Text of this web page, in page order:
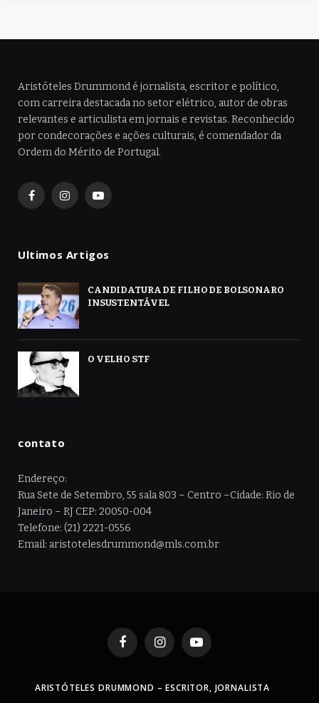
Aristóteles Drummond é jornalista, escritor e político,
com carreira destacada no setor elétrico, autor de obras
relevantes e articulista em jornais e revistas. Reconhecido
por condecorações e ações culturais, é comendador da
Ordem do Mérito de Portugal.
FacebookInstagramYouTube
Ultimos Artigos
CANDIDATURA DE FILHO DE BOLSONARO
INSUSTENTÁVEL
O VELHO STF
contato
Endereço:
Rua Sete de Setembro, 55 sala 803 – Centro –Cidade: Rio de
Janeiro – RJ CEP: 20050-004
Telefone: (21) 2221-0556
Email: aristotelesdrummond@mls.com.br
FacebookInstagramYouTube
ARISTÓTELES DRUMMOND – ESCRITOR, JORNALISTA